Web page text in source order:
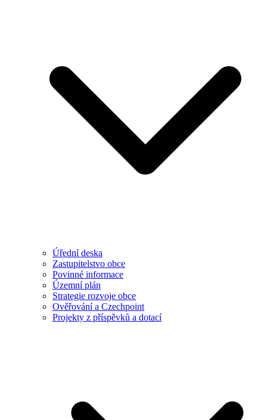
Úřední deska
Zastupitelstvo obce
Povinné informace
Územní plán
Strategie rozvoje obce
Ověřování a Czechpoint
Projekty z příspěvků a dotací